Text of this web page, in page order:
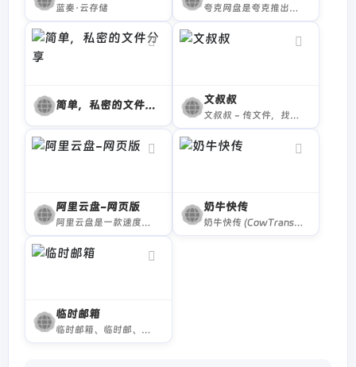
蓝奏·云存储 夸克网盘是夸克推出的一款云服务产品，功能包括云存储、高清看剧、文件在线解压、PDF一键转换等。通过夸克网盘可随时随地管理和使用照片、文档、手机资料，目前支持Android、iOS、PC、iPad。 夸克网盘是夸克浏览器附带的功能，特点就是和浏览器本身的很多智能小工具打通了。像浏览器的很多文字识别、文件转换、文件扫描存档等功能，都可以兼容到夸克网盘的云空间。 此外，很多手机浏览器都有文件管理、查看的功能，而夸克网盘不仅有着类似的功能，而且额外增加了一个网盘主打的自动备份功能，和浏览器的本地管理结合起来，效果更好。最方便的特点是“流畅播”功能，如果用夸克浏览器来播放在线视频，会发现它可以进行视频转存，把网页视频直接转存到夸克网盘，相当于更换了一个更加稳定的视频源，无论是在线观看还是下载，都会变得更加快捷。
简单，私密的文件分享 文叔叔
文叔叔 - 传文件，找文叔叔（永不限速）
阿里云盘-网页版
阿里云盘是一款速度快、不打扰、够安全、易于分享的个人网盘，欢迎你来体验。
奶牛快传
奶牛快传 (CowTransfer) 传输文件，上传下载不限速。传视频、传音频、传图片、跨国传、传大文件。10GB 免费云盘、会员 3TB 超大云盘。最受创意人、广告人及创作者喜爱的效率工具之一，快来体验吧！
临时邮箱
临时邮箱、临时邮、临时电子邮箱、24小时邮箱